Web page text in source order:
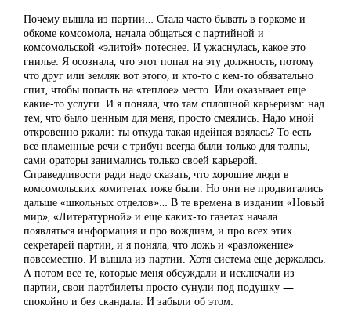
Почему вышла из партии… Стала часто бывать в горкоме и
обкоме комсомола, начала общаться с партийной и
комсомольской «элитой» потеснее. И ужаснулась, какое это
гнилье. Я осознала, что этот попал на эту должность, потому
что друг или земляк вот этого, и кто-то с кем-то обязательно
спит, чтобы попасть на «теплое» место. Или оказывает еще
какие-то услуги. И я поняла, что там сплошной карьеризм: над
тем, что было ценным для меня, просто смеялись. Надо мной
откровенно ржали: ты откуда такая идейная взялась? То есть
все пламенные речи с трибун всегда были только для толпы,
сами ораторы занимались только своей карьерой.
Справедливости ради надо сказать, что хорошие люди в
комсомольских комитетах тоже были. Но они не продвигались
дальше «школьных отделов»… В те времена в издании «Новый
мир», «Литературной» и еще каких-то газетах начала
появляться информация и про вождизм, и про всех этих
секретарей партии, и я поняла, что ложь и «разложение»
повсеместно. И вышла из партии. Хотя система еще держалась.
А потом все те, которые меня обсуждали и исключали из
партии, свои партбилеты просто сунули под подушку —
спокойно и без скандала. И забыли об этом.